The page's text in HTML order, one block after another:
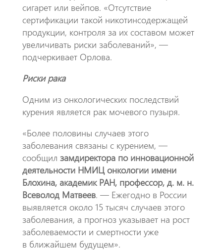
сигарет или вейпов. «Отсутствие
сертификации такой никотинсодержащей
продукции, контроля за их составом может
увеличивать риски заболеваний», —
подчеркивает Орлова.
Риски рака
Одним из онкологических последствий
курения является рак мочевого пузыря.
«Более половины случаев этого
заболевания связаны с курением, —
сообщил замдиректора по инновационной
деятельности НМИЦ онкологии имени
Блохина, академик РАН, профессор, д. м. н.
Всеволод Матвеев. — Ежегодно в России
выявляется около 15 тысяч случаев этого
заболевания, а прогноз указывает на рост
заболеваемости и смертности уже
в ближайшем будущем».